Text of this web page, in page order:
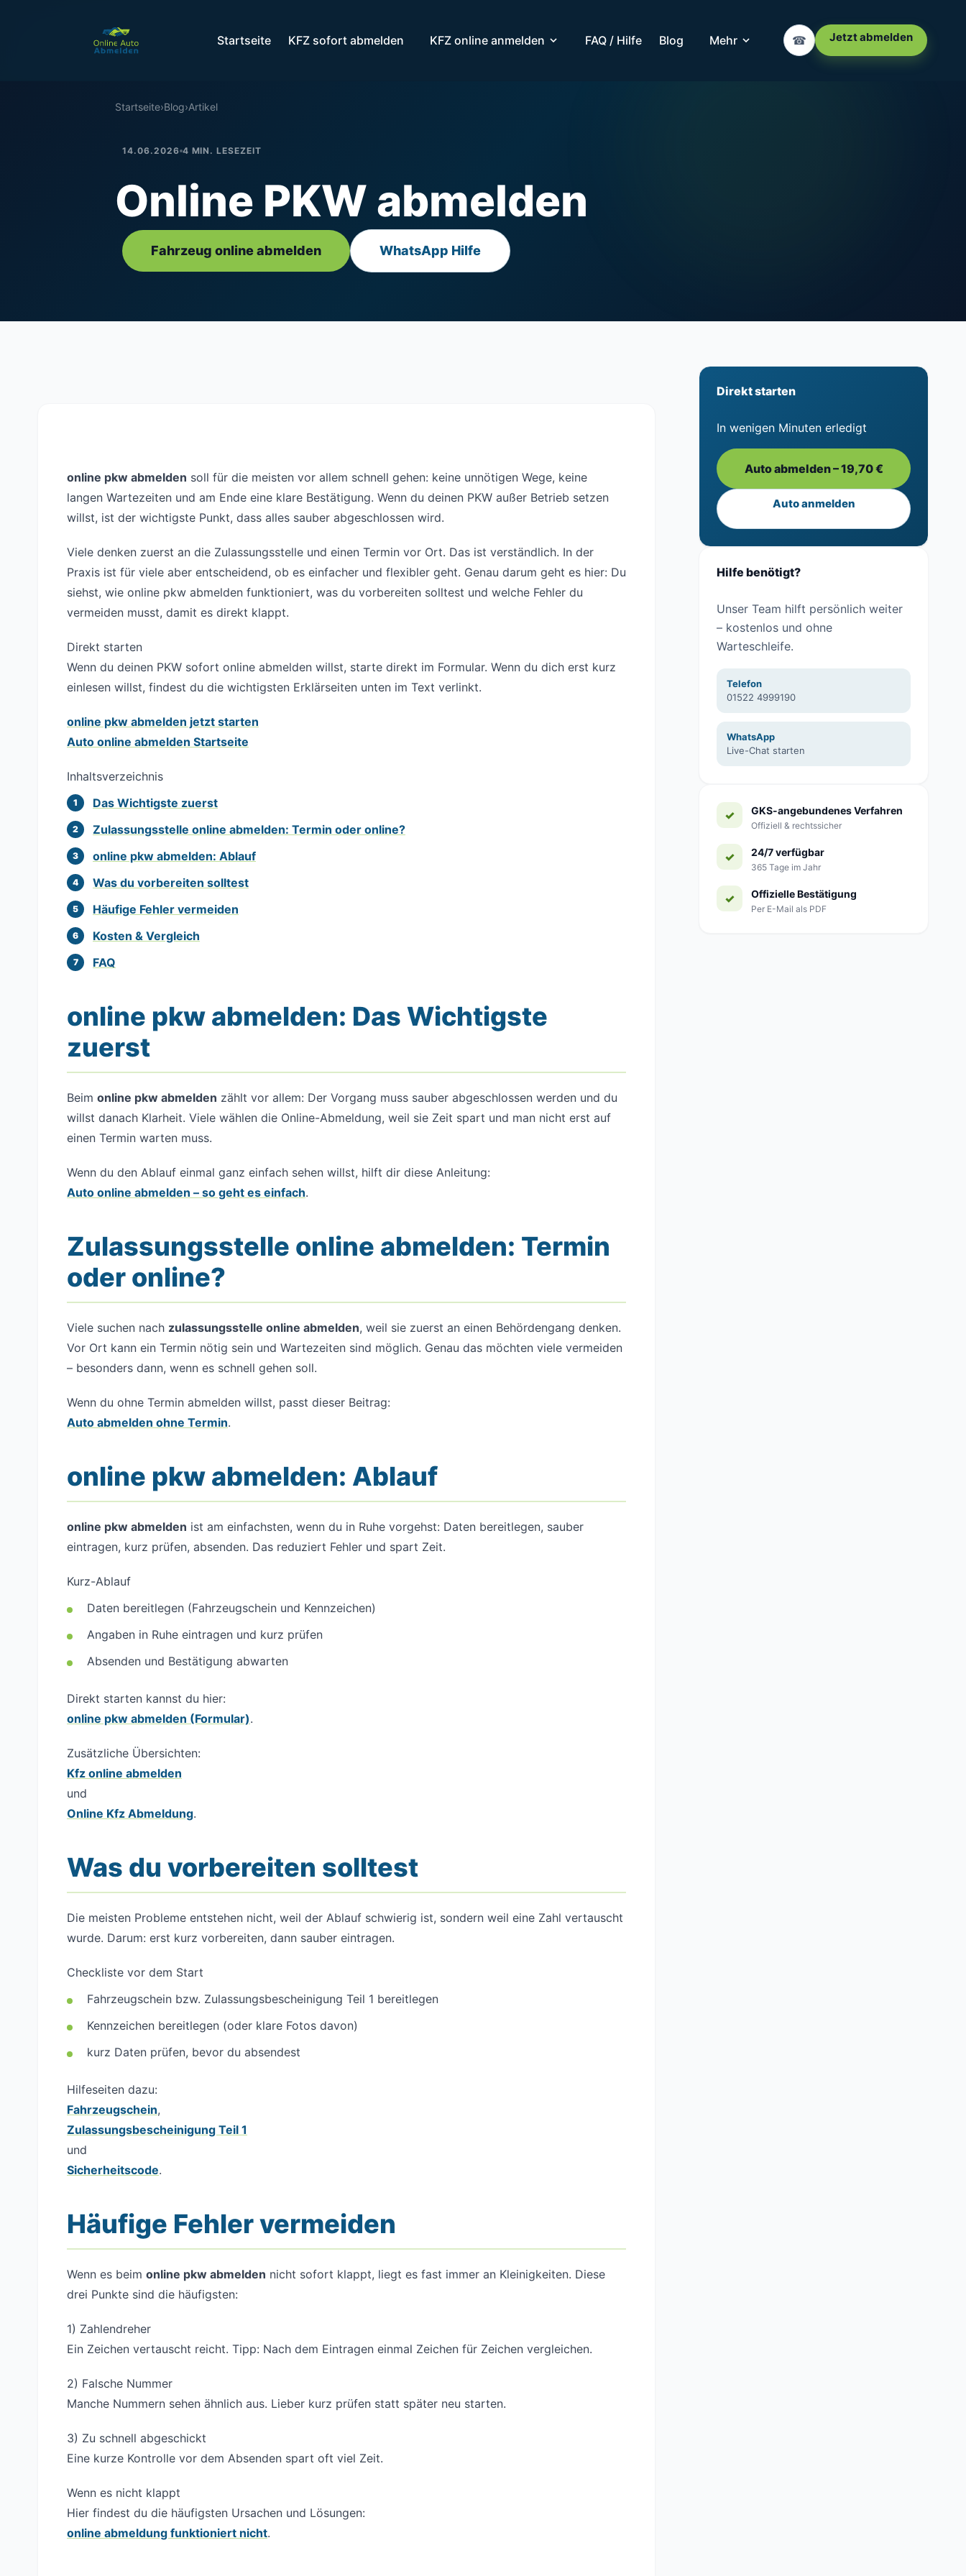
Startseite KFZ sofort abmelden KFZ online anmelden FAQ / Hilfe Blog Mehr ☎ Jetzt abmelden
Startseite›Blog›Artikel
14.06.2026 4 MIN. LESEZEIT
Online PKW abmelden
Fahrzeug online abmelden WhatsApp Hilfe
online pkw abmelden soll für die meisten vor allem schnell gehen: keine unnötigen Wege, keine
langen Wartezeiten und am Ende eine klare Bestätigung. Wenn du deinen PKW außer Betrieb setzen
willst, ist der wichtigste Punkt, dass alles sauber abgeschlossen wird.
Viele denken zuerst an die Zulassungsstelle und einen Termin vor Ort. Das ist verständlich. In der
Praxis ist für viele aber entscheidend, ob es einfacher und flexibler geht. Genau darum geht es hier: Du
siehst, wie online pkw abmelden funktioniert, was du vorbereiten solltest und welche Fehler du
vermeiden musst, damit es direkt klappt.
Direkt starten
Wenn du deinen PKW sofort online abmelden willst, starte direkt im Formular. Wenn du dich erst kurz
einlesen willst, findest du die wichtigsten Erklärseiten unten im Text verlinkt.
online pkw abmelden jetzt starten
Auto online abmelden Startseite
Inhaltsverzeichnis
Das Wichtigste zuerst
Zulassungsstelle online abmelden: Termin oder online?
online pkw abmelden: Ablauf
Was du vorbereiten solltest
Häufige Fehler vermeiden
Kosten & Vergleich
FAQ
online pkw abmelden: Das Wichtigste
zuerst
Beim online pkw abmelden zählt vor allem: Der Vorgang muss sauber abgeschlossen werden und du
willst danach Klarheit. Viele wählen die Online-Abmeldung, weil sie Zeit spart und man nicht erst auf
einen Termin warten muss.
Wenn du den Ablauf einmal ganz einfach sehen willst, hilft dir diese Anleitung:
Auto online abmelden – so geht es einfach.
Zulassungsstelle online abmelden: Termin
oder online?
Viele suchen nach zulassungsstelle online abmelden, weil sie zuerst an einen Behördengang denken.
Vor Ort kann ein Termin nötig sein und Wartezeiten sind möglich. Genau das möchten viele vermeiden
– besonders dann, wenn es schnell gehen soll.
Wenn du ohne Termin abmelden willst, passt dieser Beitrag:
Auto abmelden ohne Termin.
online pkw abmelden: Ablauf
online pkw abmelden ist am einfachsten, wenn du in Ruhe vorgehst: Daten bereitlegen, sauber
eintragen, kurz prüfen, absenden. Das reduziert Fehler und spart Zeit.
Kurz-Ablauf
Daten bereitlegen (Fahrzeugschein und Kennzeichen)
Angaben in Ruhe eintragen und kurz prüfen
Absenden und Bestätigung abwarten
Direkt starten kannst du hier:
online pkw abmelden (Formular).
Zusätzliche Übersichten:
Kfz online abmelden
und
Online Kfz Abmeldung.
Was du vorbereiten solltest
Die meisten Probleme entstehen nicht, weil der Ablauf schwierig ist, sondern weil eine Zahl vertauscht
wurde. Darum: erst kurz vorbereiten, dann sauber eintragen.
Checkliste vor dem Start
Fahrzeugschein bzw. Zulassungsbescheinigung Teil 1 bereitlegen
Kennzeichen bereitlegen (oder klare Fotos davon)
kurz Daten prüfen, bevor du absendest
Hilfeseiten dazu:
Fahrzeugschein,
Zulassungsbescheinigung Teil 1
und
Sicherheitscode.
Häufige Fehler vermeiden
Wenn es beim online pkw abmelden nicht sofort klappt, liegt es fast immer an Kleinigkeiten. Diese
drei Punkte sind die häufigsten:
1) Zahlendreher
Ein Zeichen vertauscht reicht. Tipp: Nach dem Eintragen einmal Zeichen für Zeichen vergleichen.
2) Falsche Nummer
Manche Nummern sehen ähnlich aus. Lieber kurz prüfen statt später neu starten.
3) Zu schnell abgeschickt
Eine kurze Kontrolle vor dem Absenden spart oft viel Zeit.
Wenn es nicht klappt
Hier findest du die häufigsten Ursachen und Lösungen:
online abmeldung funktioniert nicht.
Direkt starten
In wenigen Minuten erledigt
Auto abmelden – 19,70 €
Auto anmelden
Hilfe benötigt?
Unser Team hilft persönlich weiter
– kostenlos und ohne
Warteschleife.
Telefon
01522 4999190
WhatsApp
Live-Chat starten
GKS-angebundenes Verfahren
Offiziell & rechtssicher
24/7 verfügbar
365 Tage im Jahr
Offizielle Bestätigung
Per E-Mail als PDF